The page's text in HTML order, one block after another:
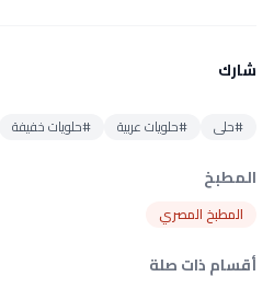
شارك
#حلى #حلويات عربية #حلويات خفيفة
المطبخ
المطبخ المصري
أقسام ذات صلة